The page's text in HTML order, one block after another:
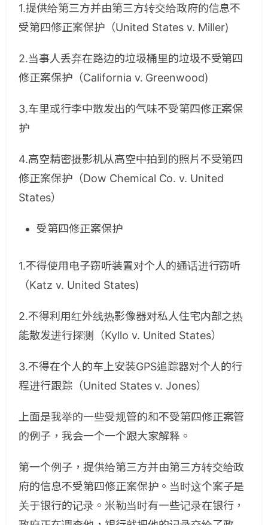
1.提供给第三方并由第三方转交给政府的信息不
受第四修正案保护（United States v. Miller)
2.当事人丢弃在路边的垃圾桶里的垃圾不受第四
修正案保护（California v. Greenwood)
3.车里或行李中散发出的气味不受第四修正案保
护
4.高空精密摄影机从高空中拍到的照片不受第四
修正案保护（Dow Chemical Co. v. United
States）
受第四修正案保护
1.不得使用电子窃听装置对个人的通话进行窃听
（Katz v. United States)
2.不得利用红外线热影像器对私人住宅内部之热
能散发进行探测（Kyllo v. United States）
3.不得在个人的车上安装GPS追踪器对个人的行
程进行跟踪（United States v. Jones）
上面是我举的一些受规管的和不受第四修正案管
的例子，我会一个一个跟大家解释。
第一个例子，提供给第三方并由第三方转交给政
府的信息不受第四修正案保护。当时这个案子是
关于银行的记录。米勒当时有一些记录在银行，